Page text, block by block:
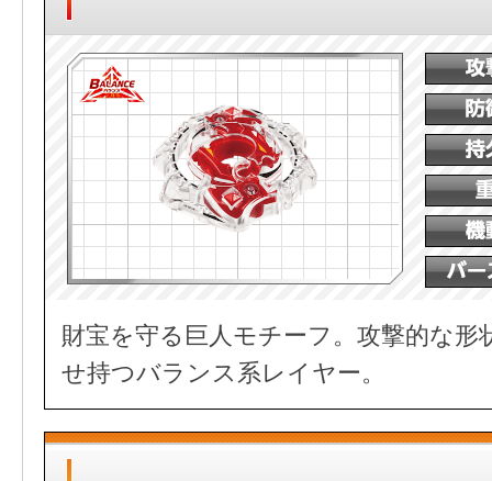
財宝を守る巨人モチーフ。攻撃的な形
せ持つバランス系レイヤー。